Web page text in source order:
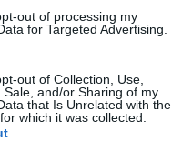
out of processing my
for Targeted Advertising.
out of Collection, Use,
Sale, and/or Sharing of my
that Is Unrelated with the
which it was collected.